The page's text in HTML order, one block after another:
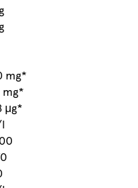
mg*
mg*
μg*